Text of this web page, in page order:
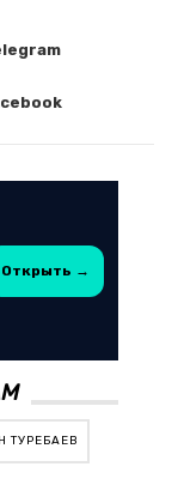
Открыть →
ТУРЕБАЕВ